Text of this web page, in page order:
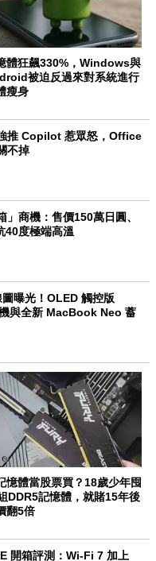
體狂飆330%，Windows與
被迫反過來對系統進行
瘦身
推 Copilot 惹眾怒，Office
不掉
」商機：售價150萬日圓、
40度極端高溫
曝光！OLED 觸控版
與全新 MacBook Neo 蓄
憶體當股票買？18歲少年囤
DDR5記憶體，就賭15年後
翻5倍
開箱評測：Wi-Fi 7 加上